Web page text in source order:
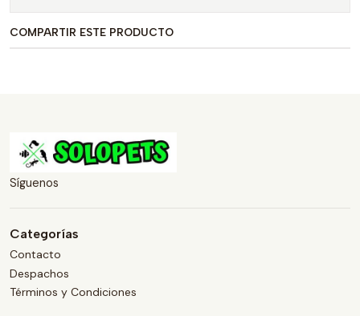
COMPARTIR ESTE PRODUCTO
Síguenos
Categorías
Contacto
Despachos
Términos y Condiciones